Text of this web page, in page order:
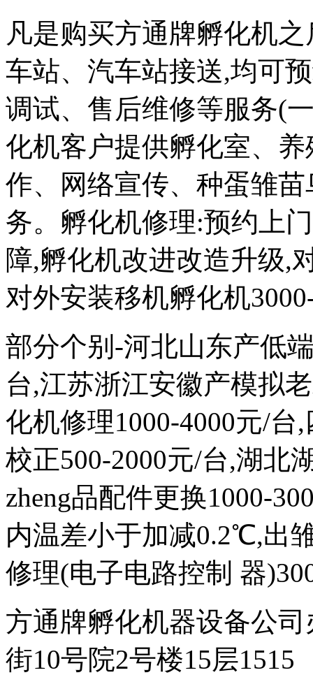
凡是购买方通牌孵化机
车站、汽车站接送,均可
调试、售后维修等服务(
化机客户提供孵化室、
作、网络宣传、种蛋雏
务。孵化机修理:预约上
障,孵化机改进改造升级,
对外安装移机孵化机
部分个别-河北山东产低
台,江苏浙江安徽产模拟
化机修理1000-4000元/
校正500-2000元/台,湖北
zheng品配件更换1000-
内温差小于加减0.2℃,出
修理(电子电路控制 器
方通牌孵化机器设备公
街10号院2号楼15层1515